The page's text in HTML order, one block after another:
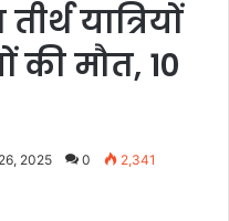
यात्रियों
की मौत, 10
2025 0 2,341